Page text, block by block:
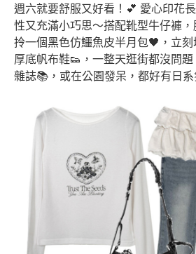
週六就要舒服又好看！💕 愛心印花
性又充滿小巧思～搭配靴型牛仔褲，
拎一個黑色仿鱷魚皮半月包🖤，立
厚底帆布鞋👟，一整天逛街都沒問
雜誌📚，或在公園發呆，都好有日